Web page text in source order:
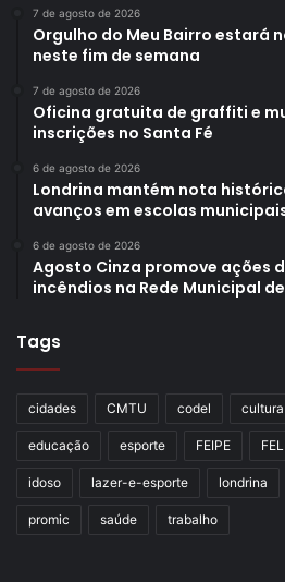
7 de agosto de 2026
Orgulho do Meu Bairro estará
neste fim de semana
7 de agosto de 2026
Oficina gratuita de graffiti e
inscrições no Santa Fé
6 de agosto de 2026
Londrina mantém nota
avanços em escolas
6 de agosto de 2026
Agosto Cinza promove ações
incêndios na Rede Municipal de
Tags
cidades CMTU codel cultura
educação esporte FEIPE FEL
idoso lazer-e-esporte londrina
promic saúde trabalho